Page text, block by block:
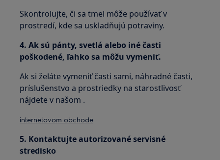
Skontrolujte, či sa tmel môže používať v
prostredí, kde sa uskladňujú potraviny.
4. Ak sú pánty, svetlá alebo iné časti
poškodené, ľahko sa môžu vymeniť.
Ak si želáte vymeniť časti sami, náhradné časti,
príslušenstvo a prostriedky na starostlivosť
nájdete v našom .
internetovom obchode
5. Kontaktujte autorizované servisné
stredisko